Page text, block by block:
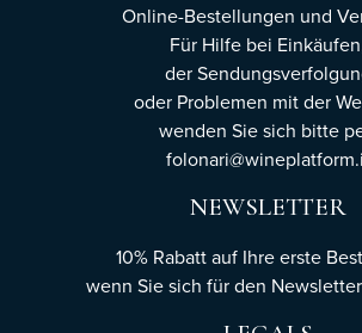
Online-Bestellungen und
Für Hilfe bei
der
oder Problemen mit der
wenden Sie sich bitte
NEWSLETTER
10% Rabatt auf Ihre erste
wenn Sie sich für den Newsletter